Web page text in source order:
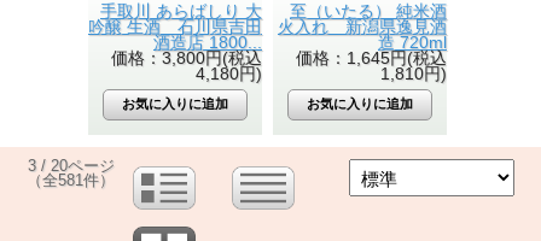
手取川 あらばしり 大
吟醸 生酒 石川県吉田
酒造店 1800...
価格：3,800円(税込
4,180円)
至（いたる） 純米酒
火入れ 新潟県逸見酒
造 720ml
価格：1,645円(税込
1,810円)
3 / 20ページ
（全581件）